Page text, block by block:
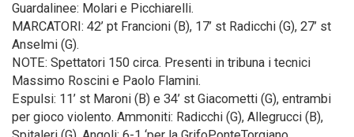
Guardalinee: Molari e Picchiarelli.
MARCATORI: 42’ pt Francioni (B), 17’ st Radicchi (G), 27’ st
Anselmi (G).
NOTE: Spettatori 150 circa. Presenti in tribuna i tecnici
Massimo Roscini e Paolo Flamini.
Espulsi: 11’ st Maroni (B) e 34’ st Giacometti (G), entrambi
per gioco violento. Ammoniti: Radicchi (G), Allegrucci (B),